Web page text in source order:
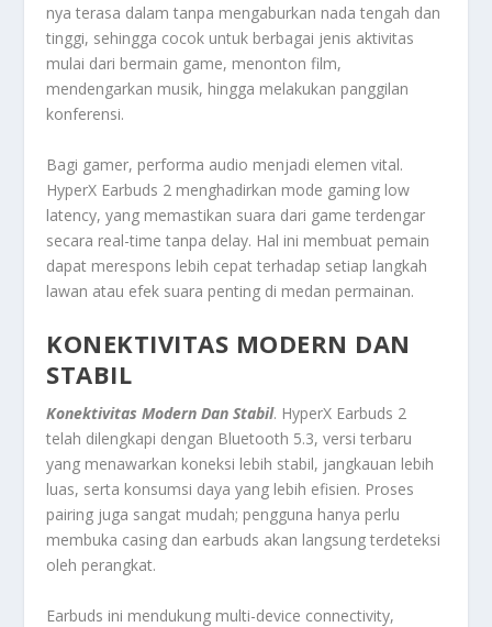
nya terasa dalam tanpa mengaburkan nada tengah dan
tinggi, sehingga cocok untuk berbagai jenis aktivitas
mulai dari bermain game, menonton film,
mendengarkan musik, hingga melakukan panggilan
konferensi.
Bagi gamer, performa audio menjadi elemen vital.
HyperX Earbuds 2 menghadirkan mode gaming low
latency, yang memastikan suara dari game terdengar
secara real-time tanpa delay. Hal ini membuat pemain
dapat merespons lebih cepat terhadap setiap langkah
lawan atau efek suara penting di medan permainan.
KONEKTIVITAS MODERN DAN
STABIL
Konektivitas Modern Dan Stabil. HyperX Earbuds 2
telah dilengkapi dengan Bluetooth 5.3, versi terbaru
yang menawarkan koneksi lebih stabil, jangkauan lebih
luas, serta konsumsi daya yang lebih efisien. Proses
pairing juga sangat mudah; pengguna hanya perlu
membuka casing dan earbuds akan langsung terdeteksi
oleh perangkat.
Earbuds ini mendukung multi-device connectivity,